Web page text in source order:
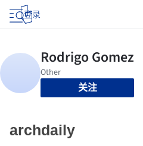
登录
关注
archdaily